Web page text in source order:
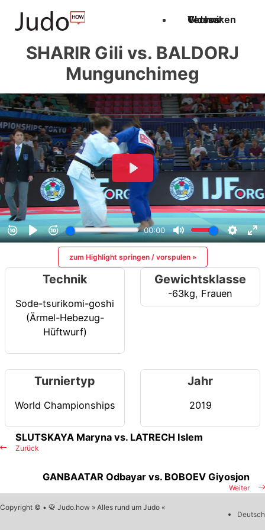
Techniken
Videos
Glossar
SHARIR Gili vs. BALDORJ
Mungunchimeg
zum Highlight springen / vorspulen »
Technik
Sode-tsurikomi-goshi
(Ärmel-Hebezug-
Hüftwurf)
Gewichtsklasse
-63kg, Frauen
Turniertyp
World Championships
Jahr
2019
Zurück
SLUTSKAYA Maryna vs. LATRECH Islem
Weiter
GANBAATAR Odbayar vs. BOBOEV Giyosjon
Copyright © • 🥋 Judo.how » Alles rund um Judo «
Deutsch